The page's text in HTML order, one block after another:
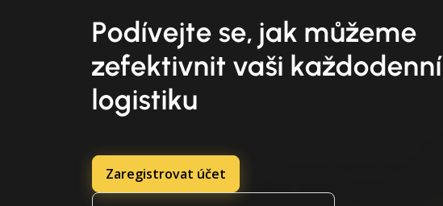
Podívejte se, jak můžeme
zefektivnit vaši každodenní
logistiku
Zaregistrovat účet